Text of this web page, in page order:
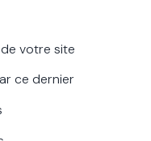
votre site
ce dernier